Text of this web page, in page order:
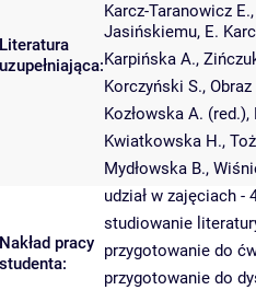
Literatura
uzupełniająca:
Karcz-Taranowicz
Jasińskiemu, E.
Karpińska A.,
Korczyński S.,
Kozłowska A.
Kwiatkowska H.,
Mydłowska B.,
Nakład pracy
studenta:
udział w zajęciach -
studiowanie
przygotowanie do
przygotowanie do